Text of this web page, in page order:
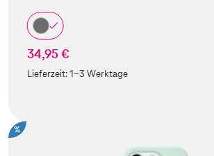
34,95 €
Lieferzeit:1-3 Werktage
%